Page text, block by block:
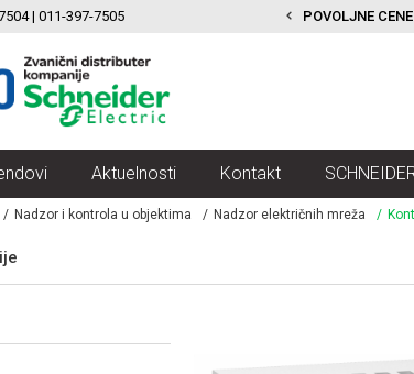
| 011-397-7505
MODULARNIH PREKIDACA I UTICNICA POVOLJNE
Aktuelnosti Kontakt
Nadzor i kontrola u objektima Nadzor električnih mreža